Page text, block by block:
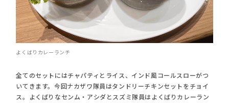
よくばりカレーランチ
全てのセットにはチャパティとライス、インド風コールスローがつ
いてきます。今回ナカザワ隊員はタンドリーチキンセットをチョイ
ス。よくばりなセンム・アシダとスズミ隊員はよくばりカレーラン